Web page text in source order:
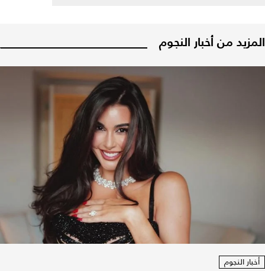
المزيد من أخبار النجوم
أخبار النجوم